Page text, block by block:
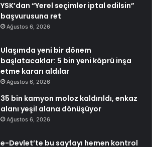
YSK’dan “Yerel seçimler iptal edilsin”
başvurusuna ret
Ağustos 6, 2026
Ulaşımda yeni bir dönem
başlatacaklar: 5 bin yeni köprü inşa
etme kararı aldılar
Ağustos 6, 2026
35 bin kamyon moloz kaldırıldı, enkaz
alanı yeşil alana dönüşüyor
Ağustos 6, 2026
e-Devlet’te bu sayfayı hemen kontrol